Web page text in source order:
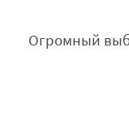
Огромный